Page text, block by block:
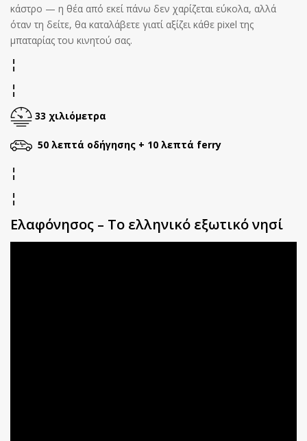
κάστρο — η θέα από εκεί πάνω δεν χαρίζεται εύκολα, αλλά
όταν τη δείτε, θα καταλάβετε γιατί αξίζει κάθε pixel της
μπαταρίας του κινητού σας.
¦
¦
33 χιλιόμετρα
50 λεπτά οδήγησης + 10 λεπτά ferry
¦
¦
Ελαφόνησος – Το ελληνικό εξωτικό νησί